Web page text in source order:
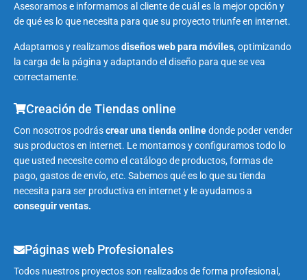
Asesoramos e informamos al cliente de cuál es la mejor opción y
de qué es lo que necesita para que su proyecto triunfe en internet.
Adaptamos y realizamosdiseños web para móviles, optimizando
la carga de la página y adaptando el diseño para que se vea
correctamente.
Creación de Tiendas online
Con nosotros podráscrear una tienda onlinedonde poder vender
sus productos en internet. Le montamos y configuramos todo lo
que usted necesite como el catálogo de productos, formas de
pago, gastos de envío, etc. Sabemos qué es lo que su tienda
necesita para ser productiva en internet y le ayudamos a
conseguir ventas.
Páginas web Profesionales
Todos nuestros proyectos son realizados de forma profesional,